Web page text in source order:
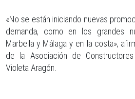
«No se están iniciando nuevas
demanda, como en los grandes
Marbella y Málaga y en la costa»,
de la Asociación de
Violeta Aragón.